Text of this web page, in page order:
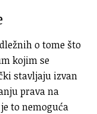
o tome što
kojim se
stavljaju izvan
prava na
to nemoguća